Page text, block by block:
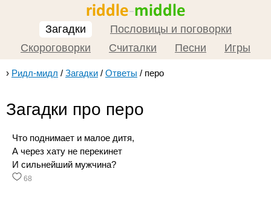
Загадки
Пословицы и поговорки
Скороговорки
Считалки Песни Игры
› Ридл-мидл / Загадки / Ответы / перо
Загадки про перо
Что поднимает и малое дитя,
А через хату не перекинет
И сильнейший мужчина?
68